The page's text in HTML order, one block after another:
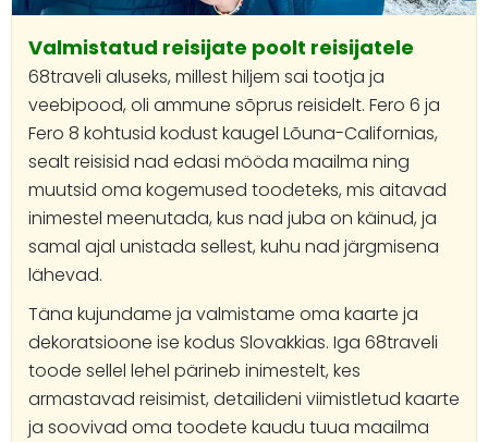
Valmistatud reisijate poolt reisijatele
68traveli aluseks, millest hiljem sai tootja ja
veebipood, oli ammune sõprus reisidelt. Fero 6 ja
Fero 8 kohtusid kodust kaugel Lõuna-Californias,
sealt reisisid nad edasi mööda maailma ning
muutsid oma kogemused toodeteks, mis aitavad
inimestel meenutada, kus nad juba on käinud, ja
samal ajal unistada sellest, kuhu nad järgmisena
lähevad.
Täna kujundame ja valmistame oma kaarte ja
dekoratsioone ise kodus Slovakkias. Iga 68traveli
toode sellel lehel pärineb inimestelt, kes
armastavad reisimist, detailideni viimistletud kaarte
ja soovivad oma toodete kaudu tuua maailma